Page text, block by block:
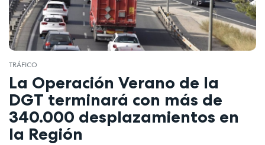
TRÁFICO
La Operación Verano de la
DGT terminará con más de
340.000 desplazamientos en
la Región